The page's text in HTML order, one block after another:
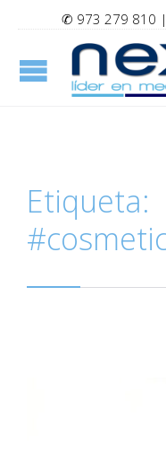
✆ 973 279 810
Etiqueta: